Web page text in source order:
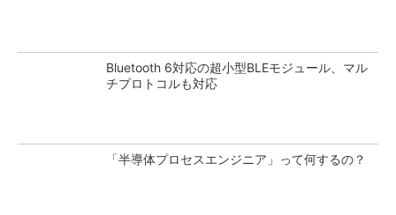
Bluetooth 6対応の超小型BLEモジュール、マル
チプロトコルも対応
「半導体プロセスエンジニア」って何するの？